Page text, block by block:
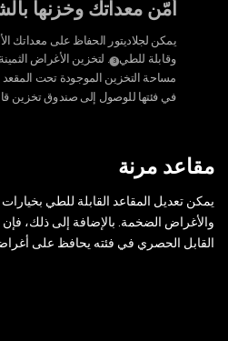
أمّن معداتك وخزنها
يمكن لجلاديتور الحفاظ على معداتك
وقابلة للطي (
3
) . لتخزين الأغراض
مساحة التخزين الموجودة تحت المقعد
في فئتها للوصول إلى صندوق تخزين
مقاعد مرنة
يمكن تعديل المقاعد القابلة للطي
والأغراض الضخمة. بالإضافة إلى ذلك،
القابل الحصري في فئته يحافظ على